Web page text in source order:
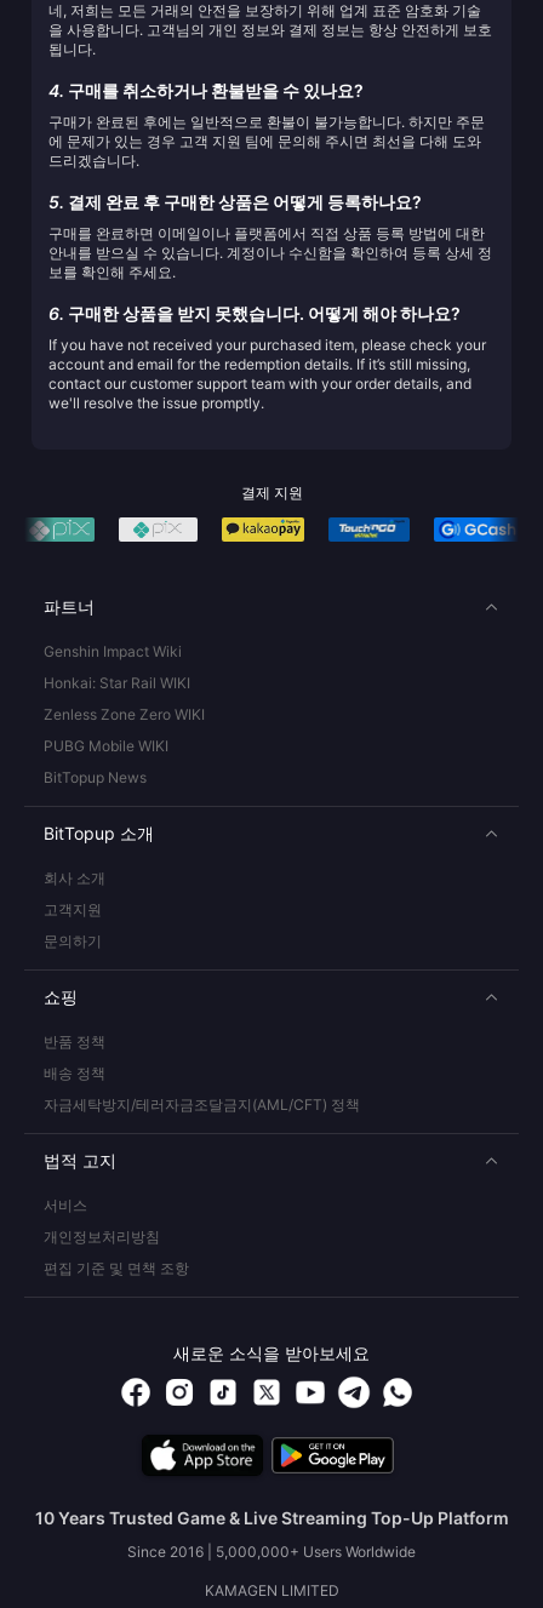
네, 저희는 모든 거래의 안전을 보장하기 위해 업계 표준 암호화 기술
을 사용합니다. 고객님의 개인 정보와 결제 정보는 항상 안전하게 보호
됩니다.
4. 구매를 취소하거나 환불받을 수 있나요?
구매가 완료된 후에는 일반적으로 환불이 불가능합니다. 하지만 주문
에 문제가 있는 경우 고객 지원 팀에 문의해 주시면 최선을 다해 도와
드리겠습니다.
5. 결제 완료 후 구매한 상품은 어떻게 등록하나요?
구매를 완료하면 이메일이나 플랫폼에서 직접 상품 등록 방법에 대한
안내를 받으실 수 있습니다. 계정이나 수신함을 확인하여 등록 상세 정
보를 확인해 주세요.
6. 구매한 상품을 받지 못했습니다. 어떻게 해야 하나요?
If you have not received your purchased item, please check your
account and email for the redemption details. If it’s still missing,
contact our customer support team with your order details, and
we'll resolve the issue promptly.
결제 지원
파트너
Genshin Impact Wiki
Honkai: Star Rail WIKI
Zenless Zone Zero WIKI
PUBG Mobile WIKI
BitTopup News
BitTopup 소개
회사 소개
고객지원
문의하기
쇼핑
반품 정책
배송 정책
자금세탁방지/테러자금조달금지(AML/CFT) 정책
법적 고지
서비스
개인정보처리방침
편집 기준 및 면책 조항
새로운 소식을 받아보세요
10 Years Trusted Game & Live Streaming Top-Up Platform
Since 2016 | 5,000,000+ Users Worldwide
KAMAGEN LIMITED